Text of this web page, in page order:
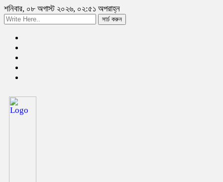
শনিবার, ০৮ অগাস্ট ২০২৬, ০২:৫১ অপরাহ্ন
সার্চ করুন